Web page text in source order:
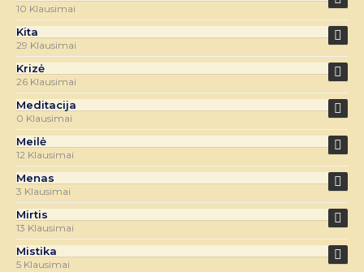
10 Klausimai
Kita
29 Klausimai
Krizė
26 Klausimai
Meditacija
0 Klausimai
Meilė
12 Klausimai
Menas
3 Klausimai
Mirtis
13 Klausimai
Mistika
5 Klausimai